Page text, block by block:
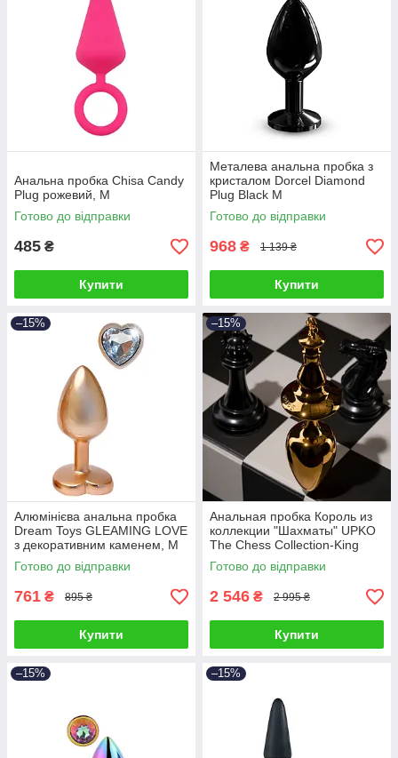
Анальна пробка Chisa Candy
Plug рожевий, M
Готово до відправки
485 ₴
Купити
Металева анальна пробка з
кристалом Dorcel Diamond
Plug Black M
Готово до відправки
968 ₴ 1 139 ₴
Купити
–15%
Алюмінієва анальна пробка
Dream Toys GLEAMING LOVE
з декоративним каменем, М
Готово до відправки
761 ₴ 895 ₴
Купити
–15%
Анальная пробка Король из
коллекции "Шахматы" UPKO
The Chess Collection-King
Готово до відправки
2 546 ₴ 2 995 ₴
Купити
–15% –15%